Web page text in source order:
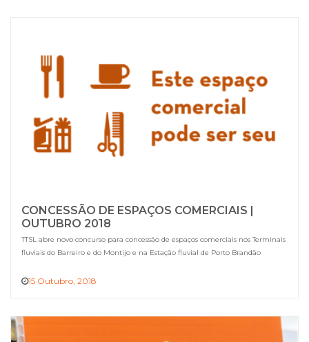
CONCESSÃO DE ESPAÇOS COMERCIAIS |
OUTUBRO 2018
TTSL abre novo concurso para concessão de espaços comerciais nos Terminais
fluviais do Barreiro e do Montijo e na Estação fluvial de Porto Brandão
15 Outubro, 2018